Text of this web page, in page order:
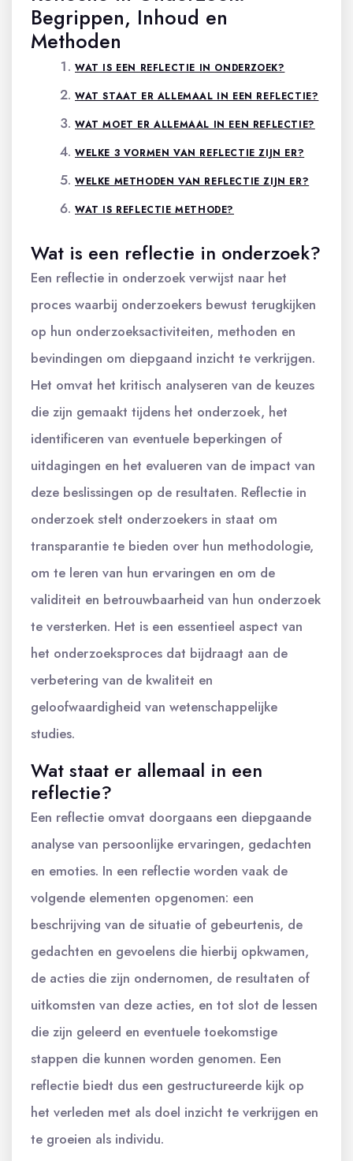
Begrippen, Inhoud en
Methoden
WAT IS EEN REFLECTIE IN ONDERZOEK?
WAT STAAT ER ALLEMAAL IN EEN REFLECTIE?
WAT MOET ER ALLEMAAL IN EEN REFLECTIE?
WELKE 3 VORMEN VAN REFLECTIE ZIJN ER?
WELKE METHODEN VAN REFLECTIE ZIJN ER?
WAT IS REFLECTIE METHODE?
Wat is een reflectie in onderzoek?
Een reflectie in onderzoek verwijst naar het
proces waarbij onderzoekers bewust terugkijken
op hun onderzoeksactiviteiten, methoden en
bevindingen om diepgaand inzicht te verkrijgen.
Het omvat het kritisch analyseren van de keuzes
die zijn gemaakt tijdens het onderzoek, het
identificeren van eventuele beperkingen of
uitdagingen en het evalueren van de impact van
deze beslissingen op de resultaten. Reflectie in
onderzoek stelt onderzoekers in staat om
transparantie te bieden over hun methodologie,
om te leren van hun ervaringen en om de
validiteit en betrouwbaarheid van hun onderzoek
te versterken. Het is een essentieel aspect van
het onderzoeksproces dat bijdraagt aan de
verbetering van de kwaliteit en
geloofwaardigheid van wetenschappelijke
studies.
Wat staat er allemaal in een
reflectie?
Een reflectie omvat doorgaans een diepgaande
analyse van persoonlijke ervaringen, gedachten
en emoties. In een reflectie worden vaak de
volgende elementen opgenomen: een
beschrijving van de situatie of gebeurtenis, de
gedachten en gevoelens die hierbij opkwamen,
de acties die zijn ondernomen, de resultaten of
uitkomsten van deze acties, en tot slot de lessen
die zijn geleerd en eventuele toekomstige
stappen die kunnen worden genomen. Een
reflectie biedt dus een gestructureerde kijk op
het verleden met als doel inzicht te verkrijgen en
te groeien als individu.